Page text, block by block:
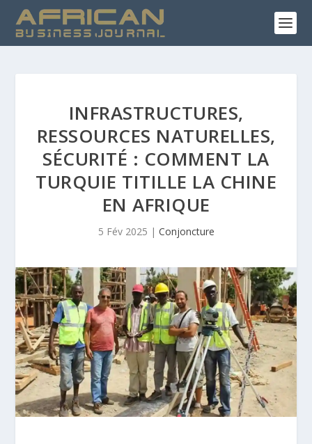
INFRASTRUCTURES,
RESSOURCES NATURELLES,
SÉCURITÉ : COMMENT LA
TURQUIE TITILLE LA CHINE
EN AFRIQUE
5 Fév 2025 | Conjoncture